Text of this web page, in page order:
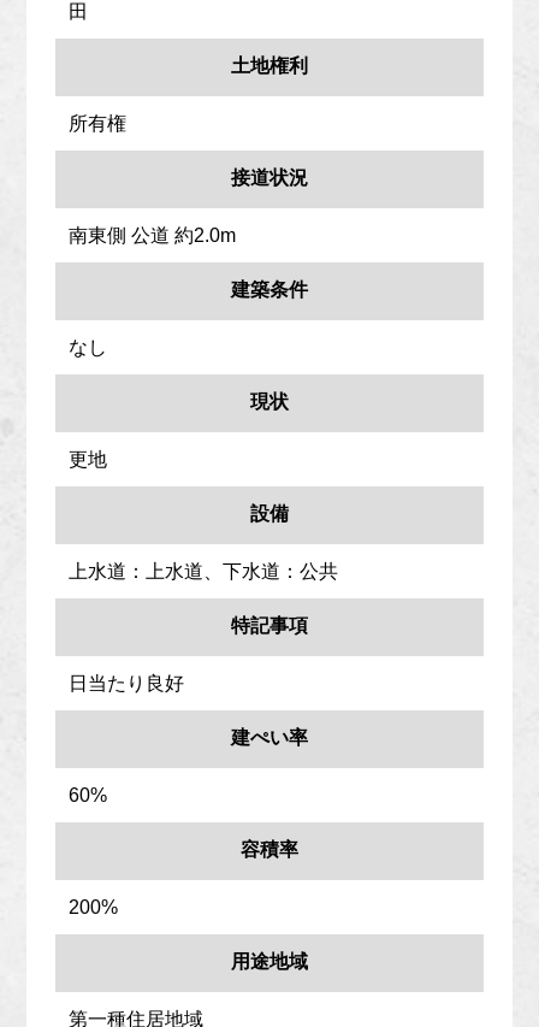
田
土地権利
所有権
接道状況
南東側 公道 約2.0m
建築条件
なし
現状
更地
設備
上水道：上水道、下水道：公共
特記事項
日当たり良好
建ぺい率
60%
容積率
200%
用途地域
第一種住居地域